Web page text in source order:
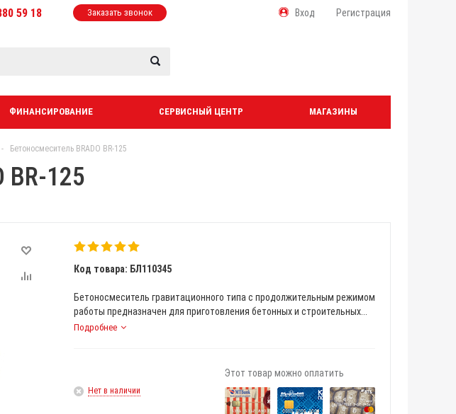
59 18 Заказать звонок Вход Регистрация
ФИНАНСИРОВАНИЕ СЕРВИСНЫЙ ЦЕНТР МАГАЗИНЫ
- Бетоносмеситель BRADO BR-125
BR-125
Код товара: БЛ110345
Бетоносмеситель гравитационного типа с продолжительным режимом
работы предназначен для приготовления бетонных и строительных...
Подробнее
Нет в наличии
Этот товар можно оплатить